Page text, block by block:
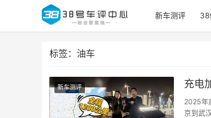
新车测评 38
标签：油车
新车测评 充电
2025年
京到武